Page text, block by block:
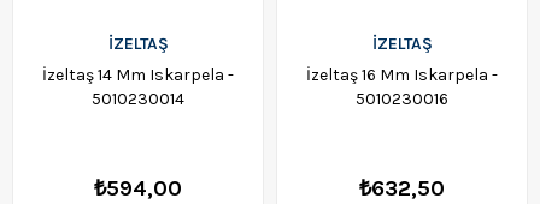
İZELTAŞ
İzeltaş 14 Mm Iskarpela -
5010230014
₺594,00
İZELTAŞ
İzeltaş 16 Mm Iskarpela -
5010230016
₺632,50